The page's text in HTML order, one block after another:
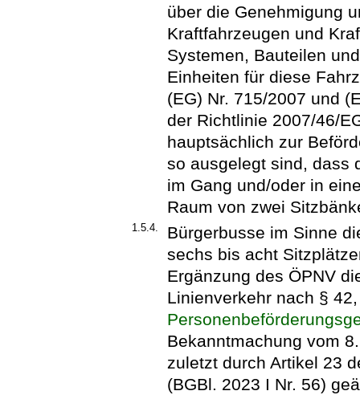
über die Genehmigung
Kraftfahrzeugen und
Systemen, Bauteilen
Einheiten für diese
(EG) Nr. 715/2007 und
der Richtlinie 2007/46/
hauptsächlich zur
so ausgelegt sind, dass
im Gang und/oder in
Raum von zwei
1.5.4.
Bürgerbusse im Sinne
sechs bis acht
Ergänzung des ÖPNV
Linienverkehr nach §
Bekanntmachung vom
zuletzt durch Artikel 23
(BGBl. 2023 I Nr. 56)